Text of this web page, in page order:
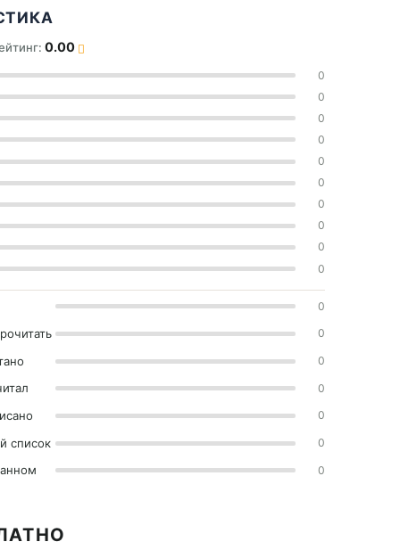
0.00
0
0
0
0
0
0
0
0
0
0
0
0
0
0
0
список 0
0